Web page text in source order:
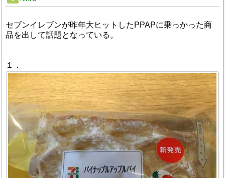
セブンイレブンが昨年大ヒットしたPPAPに乗っかった商
品を出して話題となっている。
１．